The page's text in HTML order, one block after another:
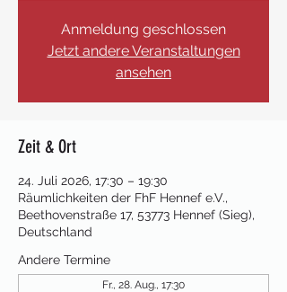
Anmeldung geschlossen
Jetzt andere Veranstaltungen
ansehen
Zeit & Ort
24. Juli 2026, 17:30 – 19:30
Räumlichkeiten der FhF Hennef e.V.,
Beethovenstraße 17, 53773 Hennef (Sieg),
Deutschland
Andere Termine
Fr., 28. Aug., 17:30